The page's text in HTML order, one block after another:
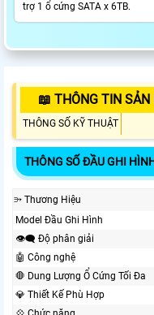
trợ 1 ổ cứng SATA x 6TB.
📖 THÔNG TIN
THÔNG SỐ KỸ THUẬT
THÔNG SỐ ĐẦU GHI
⭄ Thương Hiệu
Model Đầu Ghi Hình
👁️‍🗨 Độ phân giải
🤖️ Công nghệ
🛑 Dung Lượng Ổ Cứng Tối Đa
💎 Thiết Kế Phù Hợp